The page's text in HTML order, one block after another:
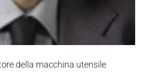
della macchina utensile